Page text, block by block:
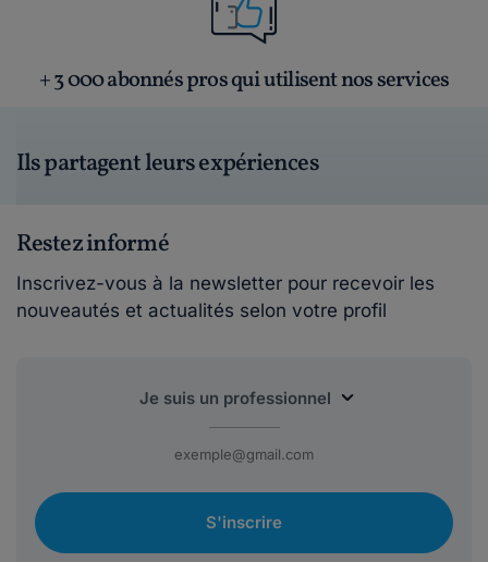
+ 3 000 abonnés pros qui utilisent nos services
Ils partagent leurs expériences
Restez informé
Inscrivez-vous à la newsletter pour recevoir les
nouveautés et actualités selon votre profil
S'inscrire